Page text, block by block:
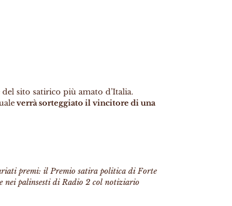
sito satirico più amato d’Italia.
verrà sorteggiato il vincitore di una
premi: il Premio satira politica di Forte
nei palinsesti di Radio 2 col notiziario